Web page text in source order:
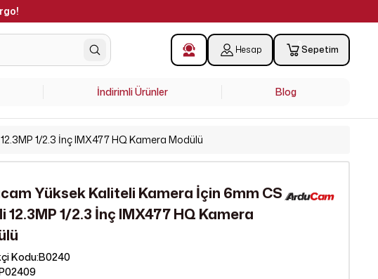
Hesap 0 Sepetim
İndirimli Ürünler Blog
1/2.3 İnç IMX477 HQ Kamera Modülü
Yüksek Kaliteli Kamera İçin 6mm CS
12.3MP 1/2.3 İnç IMX477 HQ Kamera
Kodu:B0240